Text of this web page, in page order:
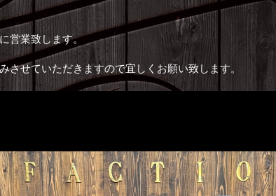
営業致します。
させていただきますので宜しくお願い致します。